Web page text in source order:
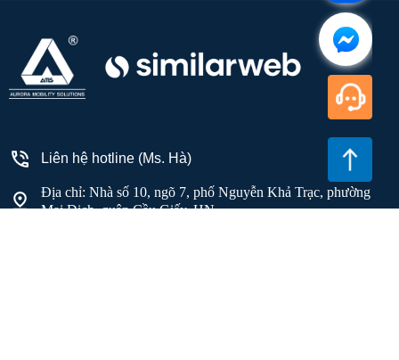
Liên hệ hotline (Ms. Hà)
Địa chỉ: Nhà số 10, ngõ 7, phố Nguyễn Khả Trạc, phường
Mai Dịch, quận Cầu Giấy, HN